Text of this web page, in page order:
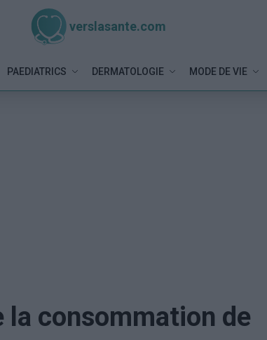
verslasante.com
PAEDIATRICS DERMATOLOGIE MODE DE VIE
la consommation de